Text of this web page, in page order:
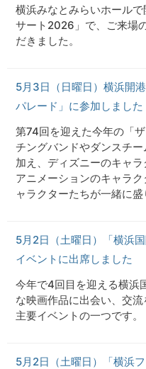
横浜みなとみらいホール
サート2026」で、ご来場
だきました。
5月3日（日曜日）横浜開
パレード」に参加しました
第74回を迎えた今年の「
チングバンドやダンスチ
加え、ディズニーのキャ
アニメーションのキャラ
ャラクターたちが一緒に盛
5月2日（土曜日）「横浜
イベントに出席しました
今年で4回目を迎える横浜
な映画作品に出会い、交
主要イベントの一つです。
5月2日（土曜日）「横浜